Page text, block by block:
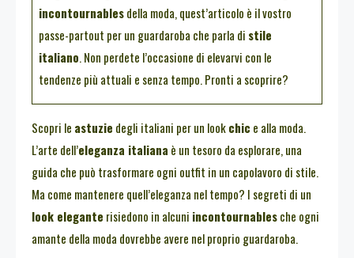
incontournablesdella moda, quest’articolo è il vostro
passe-partout per un guardaroba che parla di stile
italiano. Non perdete l’occasione di elevarvi con le
tendenze più attuali e senza tempo. Pronti a scoprire?
Scopri le astuzie degli italiani per un lookchic e alla moda.
L’arte dell’eleganza italiana è un tesoro da esplorare, una
guida che può trasformare ogni outfit in un capolavoro di stile.
Ma come mantenere quell’eleganza nel tempo? I segreti di un
look elegante risiedono in alcuni incontournablesche ogni
amante della moda dovrebbe avere nel proprio guardaroba.